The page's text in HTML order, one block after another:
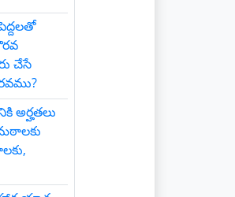
చేసే
అర్హతలు